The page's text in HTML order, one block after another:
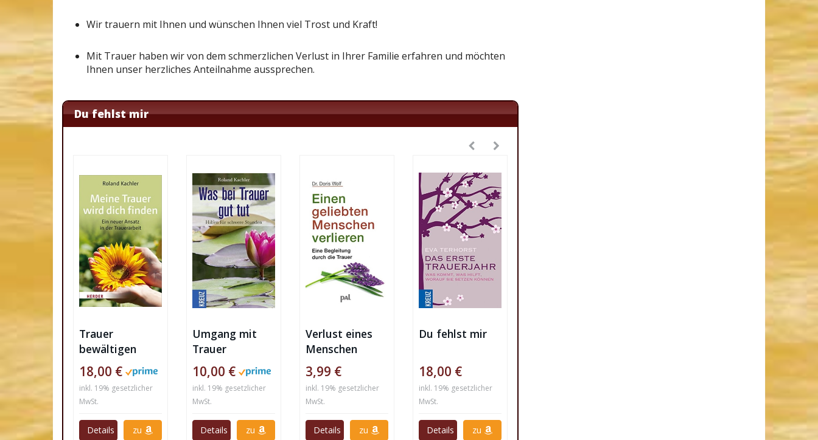
Wir trauern mit Ihnen und wünschen Ihnen viel Trost und Kraft!
Mit Trauer haben wir von dem schmerzlichen Verlust in Ihrer Familie erfahren und möchten
Ihnen unser herzliches Anteilnahme aussprechen.
Du fehlst mir
Trauer
bewältigen
18,00 €
inkl. 19% gesetzlicher
MwSt.
Details zu
Umgang mit
Trauer
10,00 €
inkl. 19% gesetzlicher
MwSt.
Details zu
Verlust eines
Menschen
3,99 €
inkl. 19% gesetzlicher
MwSt.
Details zu
Du fehlst mir
18,00 €
inkl. 19% gesetzlicher
MwSt.
Details zu